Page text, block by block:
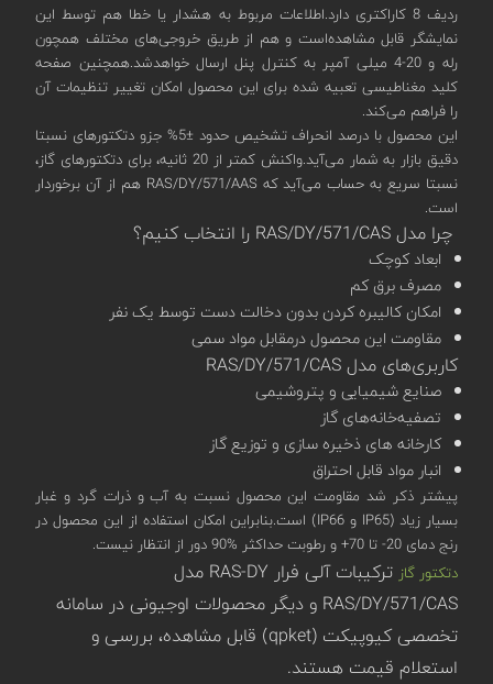
ردیف 8 کاراکتری دارد.اطلاعات مربوط به هشدار یا خطا هم توسط این
نمایشگر قابل مشاهده‌است و هم از طریق خروجی‌های مختلف همچون
رله‌ و 20-4 میلی آمپر به کنترل پنل ارسال خواهدشد.همچنین صفحه
کلید مغناطیسی تعبیه شده برای این محصول امکان تغییر تنظیمات آن
را فراهم می‌کند.
این محصول با درصد انحراف تشخیص حدود ±5% جزو دتکتورهای نسبتا
دقیق بازار به شمار می‌آید.واکنش کمتر از 20 ثانیه، برای دتکتورهای گاز،
نسبتا سریع به حساب می‌آید که RAS/DY/571/AAS هم از آن برخوردار
است.
چرا مدل RAS/DY/571/CAS را انتخاب کنیم؟
ابعاد کوچک
مصرف برق کم
امکان کالیبره کردن بدون دخالت دست توسط یک نفر
مقاومت این محصول درمقابل مواد سمی
کاربری‌های مدل RAS/DY/571/CAS
صنایع شیمیایی و پتروشیمی
تصفیه‌خانه‌های گاز
کارخانه های ذخیره سازی و توزیع گاز
انبار مواد قابل احتراق
پیشتر ذکر شد مقاومت این محصول نسبت به آب و ذرات گرد و غبار
بسیار زیاد (IP65 و IP66) است.بنابراین امکان استفاده از این محصول در
رنج دمای 20- تا 70+ و رطوبت حداکثر %90 دور از انتظار نیست.
دتکتور گاز
ترکیبات آلی فرار RAS-DY مدل
RAS/DY/571/CAS و دیگر محصولات اوجیونی در سامانه
تخصصی کیوپیکت (qpket) قابل مشاهده، بررسی و
استعلام قیمت هستند.